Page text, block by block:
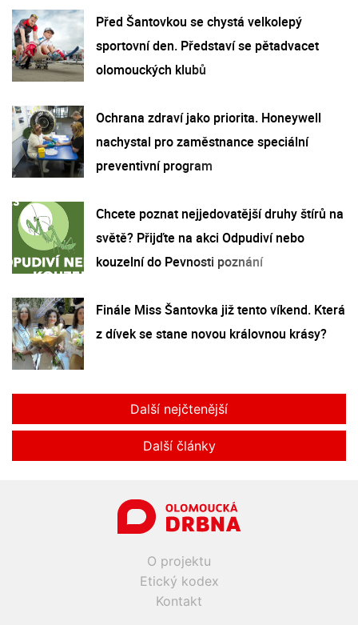
Před Šantovkou se chystá velkolepý
sportovní den. Představí se pětadvacet
olomouckých klubů
Ochrana zdraví jako priorita. Honeywell
nachystal pro zaměstnance speciální
preventivní program
Chcete poznat nejjedovatější druhy štírů na
světě? Přijďte na akci Odpudiví nebo
kouzelní do Pevnosti poznání
Finále Miss Šantovka již tento víkend. Která
z dívek se stane novou královnou krásy?
Další nejčtenější
Další články
O projektu
Etický kodex
Kontakt